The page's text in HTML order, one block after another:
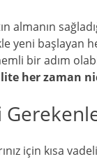
almanın
yeni başlayan
bir adım
her zaman
için kısa